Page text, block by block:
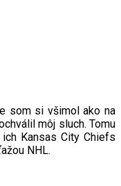
som si všimol ako na
môj sluch. Tomu
Kansas City Chiefs
NHL.